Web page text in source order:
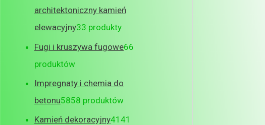
architektoniczny kamień
elewacyjny33 produkty
Fugi i kruszywa fugowe66
produktów
Impregnaty i chemia do
betonu5858 produktów
Kamień dekoracyjny41 41